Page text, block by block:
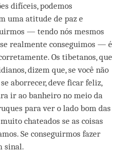
difíceis, podemos
uma atitude de paz e
— tendo nós mesmos
realmente conseguimos — é
Os tibetanos, que
dizem que, se você não
aborrecer, deve ficar feliz,
ir ao banheiro no meio da
para ver o lado bom das
chateados se as coisas
Se conseguirmos fazer
sinal.